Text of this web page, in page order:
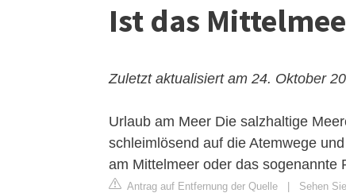
Ist das
Zuletzt aktualisiert am 24. Oktober
Urlaub am Meer Die salzhaltige
schleimlösend auf die Atemwege
am Mittelmeer oder das sogenannte
Antrag auf Entfernung der Quelle Sehen